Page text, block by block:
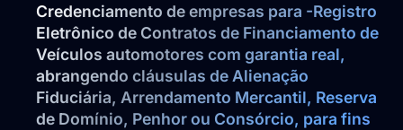
Credenciamento de empresas para -Registro
Eletrônico de Contratos de Financiamento de
Veículos automotores com garantia real,
abrangendo cláusulas de Alienação
Fiduciária, Arrendamento Mercantil, Reserva
de Domínio, Penhor ou Consórcio, para fins